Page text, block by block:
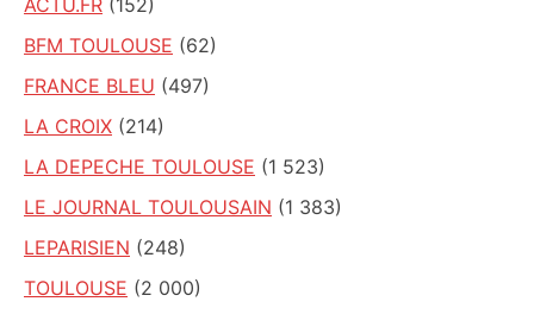
BFM TOULOUSE (62)
FRANCE BLEU (497)
LA CROIX (214)
LA DEPECHE TOULOUSE (1 523)
LE JOURNAL TOULOUSAIN (1 383)
LEPARISIEN (248)
TOULOUSE (2 000)